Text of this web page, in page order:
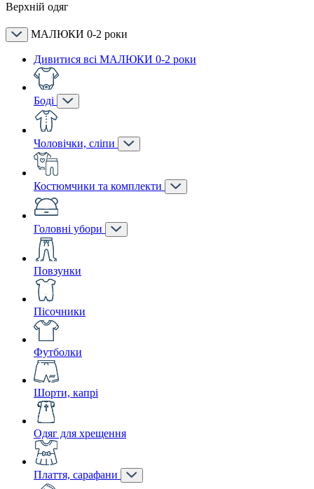
Верхній одяг
МАЛЮКИ 0-2 роки
Дивитися всі МАЛЮКИ 0-2 роки
Боді
Чоловічки, сліпи
Костюмчики та комплекти
Головні убори
Повзунки
Пісочники
Футболки
Шорти, капрі
Одяг для хрещення
Плаття, сарафани